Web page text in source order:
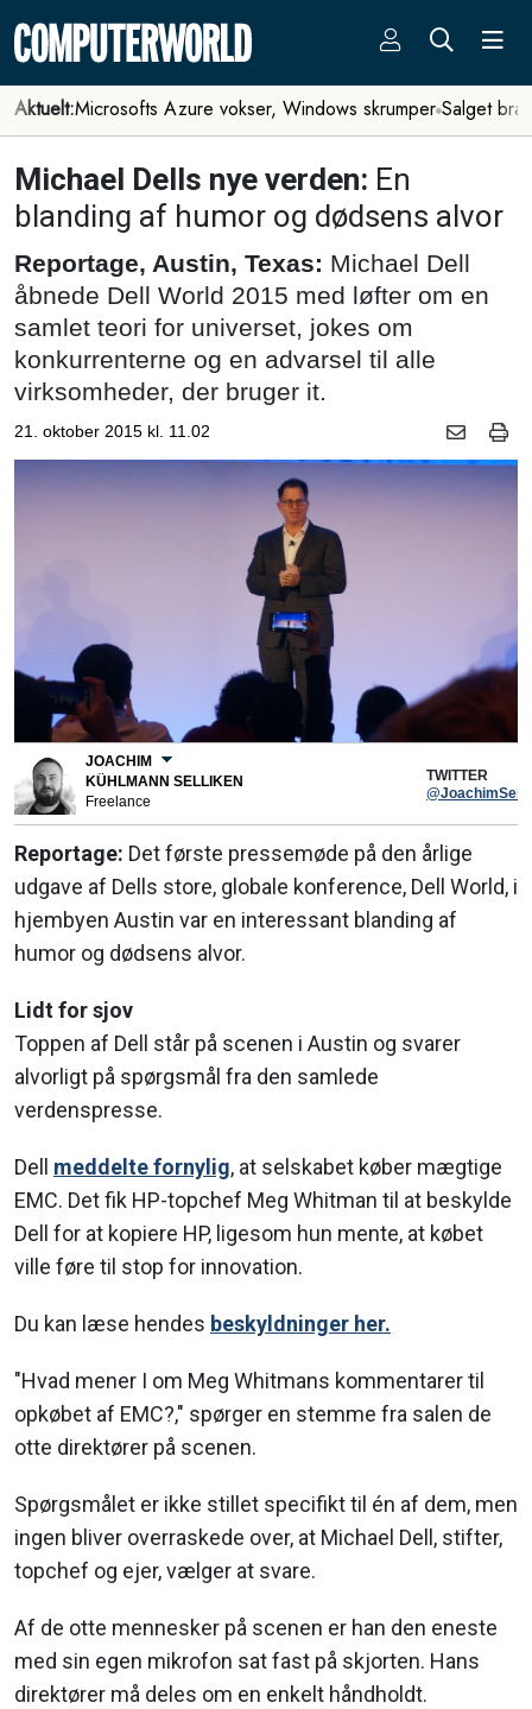
Aktuelt:Microsofts Azure vokser, Windows skrumper Salget
Michael Dells nye verden: En
blanding af humor og dødsens alvor
Reportage, Austin, Texas: Michael Dell
åbnede Dell World 2015 med løfter om en
samlet teori for universet, jokes om
konkurrenterne og en advarsel til alle
virksomheder, der bruger it.
21. oktober 2015 kl. 11.02
JOACHIM
KÜHLMANN SELLIKEN
Freelance
TWITTER
Reportage: Det første pressemøde på den årlige
udgave af Dells store, globale konference, Dell World, i
hjembyen Austin var en interessant blanding af
humor og dødsens alvor.
Lidt for sjov
Toppen af Dell står på scenen i Austin og svarer
alvorligt på spørgsmål fra den samlede
verdenspresse.
Dell meddelte fornylig, at selskabet køber mægtige
EMC. Det fik HP-topchef Meg Whitman til at beskylde
Dell for at kopiere HP, ligesom hun mente, at købet
ville føre til stop for innovation.
Du kan læse hendes beskyldninger her.
"Hvad mener I om Meg Whitmans kommentarer til
opkøbet af EMC?," spørger en stemme fra salen de
otte direktører på scenen.
Spørgsmålet er ikke stillet specifikt til én af dem, men
ingen bliver overraskede over, at Michael Dell, stifter,
topchef og ejer, vælger at svare.
Af de otte mennesker på scenen er han den eneste
med sin egen mikrofon sat fast på skjorten. Hans
direktører må deles om en enkelt håndholdt.